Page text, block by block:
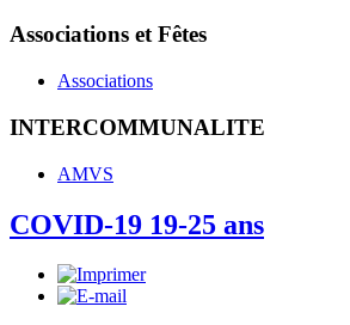
Associations et Fêtes
Associations
INTERCOMMUNALITE
AMVS
COVID-19 19-25 ans